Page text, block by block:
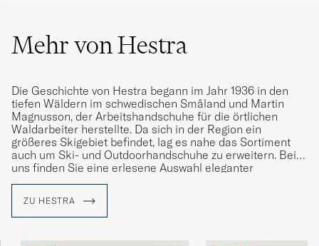
Mehr von Hestra
Die Geschichte von Hestra begann im Jahr 1936 in den
tiefen Wäldern im schwedischen Småland und Martin
Magnusson, der Arbeitshandschuhe für die örtlichen
Waldarbeiter herstellte. Da sich in der Region ein
größeres Skigebiet befindet, lag es nahe das Sortiment
auch um Ski- und Outdoorhandschuhe zu erweitern. Bei
uns finden Sie eine erlesene Auswahl eleganter
Kollektionen aus feinem, sorgfältig ausgewähltem Leder.
ZU HESTRA